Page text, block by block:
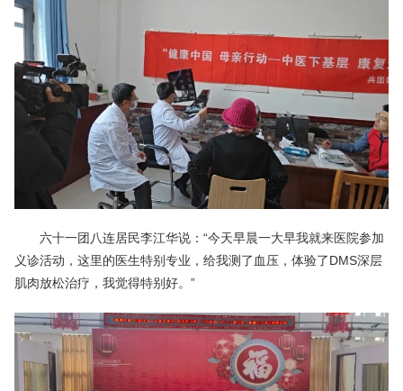
六十一团八连居民李江华说：“今天早晨一大早我就来医院参加
义诊活动，这里的医生特别专业，给我测了血压，体验了DMS深层
肌肉放松治疗，我觉得特别好。”